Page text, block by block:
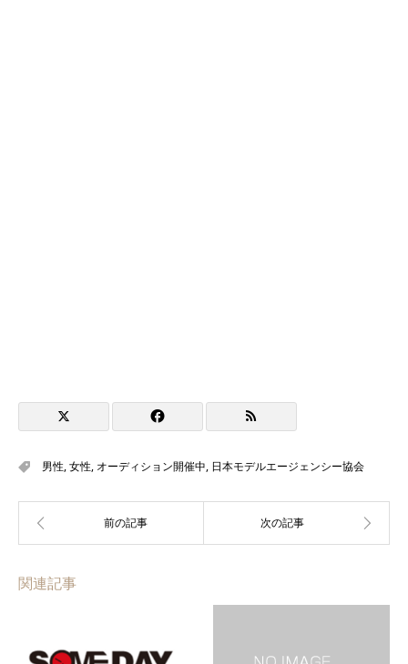
男性,女性, オーディション開催中, 日本モデルエージェンシー協会
関連記事